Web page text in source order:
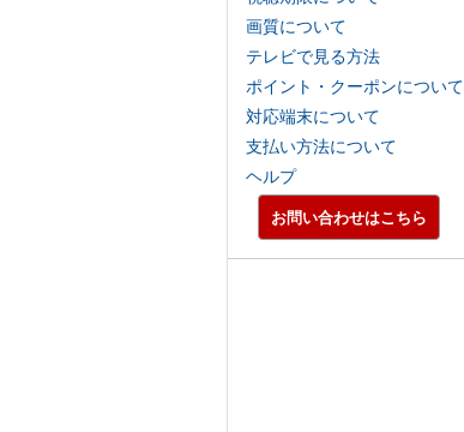
画質について
テレビで見る方法
ポイント・クーポンについて
対応端末について
支払い方法について
ヘルプ
お問い合わせはこちら